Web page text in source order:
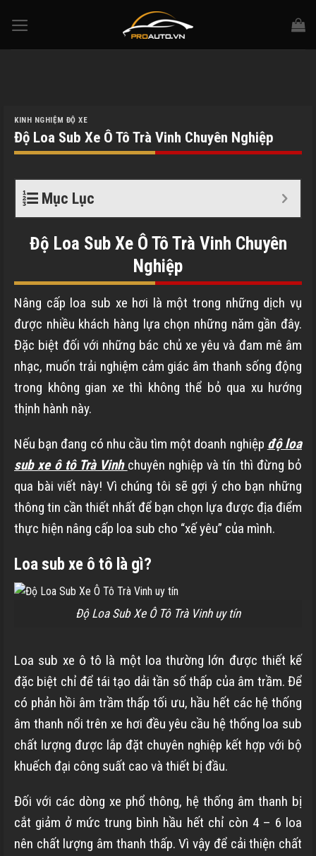
KINH NGHIỆM ĐỘ XE
Độ Loa Sub Xe Ô Tô Trà Vinh Chuyên Nghiệp
Mục Lục
Độ Loa Sub Xe Ô Tô Trà Vinh Chuyên
Nghiệp
Nâng cấp loa sub xe hơi là một trong những dịch vụ
được nhiều khách hàng lựa chọn những năm gần đây.
Đặc biệt đối với những bác chủ xe yêu và đam mê âm
nhạc, muốn trải nghiệm cảm giác âm thanh sống động
trong không gian xe thì không thể bỏ qua xu hướng
thịnh hành này.
Nếu bạn đang có nhu cầu tìm một doanh nghiệp độ loa
sub xe ô tô Trà Vinh chuyên nghiệp và tín thì đừng bỏ
qua bài viết này! Vì chúng tôi sẽ gợi ý cho bạn những
thông tin cần thiết nhất để bạn chọn lựa được địa điểm
thực hiện nâng cấp loa sub cho “xế yêu” của mình.
Loa sub xe ô tô là gì?
Độ Loa Sub Xe Ô Tô Trà Vinh uy tín
Loa sub xe ô tô là một loa thường lớn được thiết kế
đặc biệt chỉ để tái tạo dải tần số thấp của âm trầm. Để
có phản hồi âm trầm thấp tối ưu, hầu hết các hệ thống
âm thanh nổi trên xe hơi đều yêu cầu hệ thống loa sub
chất lượng được lắp đặt chuyên nghiệp kết hợp với bộ
khuếch đại công suất cao và thiết bị đầu.
Đối với các dòng xe phổ thông, hệ thống âm thanh bị
cắt giảm ở mức trung bình hầu hết chỉ còn 4 – 6 loa
nên chất lượng âm thanh thấp. Vì vậy để cải thiện chất